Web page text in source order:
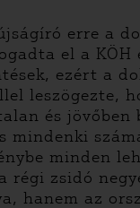
erre a
el a KÖH
ezért a
leszögezte,
és jövőben
mindenki
minden
zsidó
hanem az